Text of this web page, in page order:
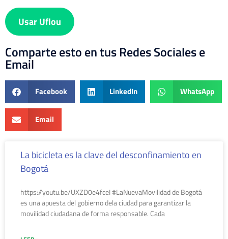
Usar Uflou
Comparte esto en tus Redes Sociales e
Email
Facebook LinkedIn WhatsApp
Email
La bicicleta es la clave del desconfinamiento en
Bogotá
https://youtu.be/UXZD0e4fceI #LaNuevaMovilidad de Bogotá
es una apuesta del gobierno dela ciudad para garantizar la
movilidad ciudadana de forma responsable. Cada